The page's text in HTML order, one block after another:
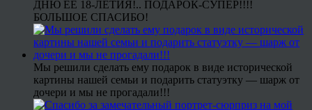
ДНЮ ЕЕ 18-ЛЕТИЯ!.. ПОДАРОК-СУПЕР!!!!
БОЛЬШОЕ СПАСИБО!
Мы решили сделать ему подарок в виде исторической
картины нашей семьи и подарить статуэтку — шарж от
дочери и мы не прогадали!!!